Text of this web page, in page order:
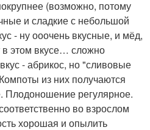
(возможно, потому
и сладкие с небольшой
- ну ооочень вкусные, и мёд,
в этом вкусе… сложно
- абрикос, но "сливовые
из них получаются
Плодоношение регулярное.
во взрослом
хорошая и опылить